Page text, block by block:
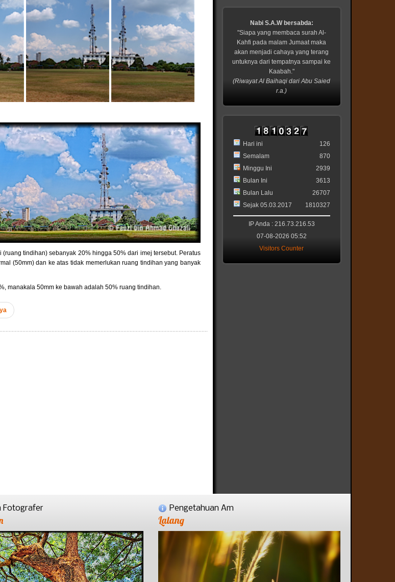
tindihan) sebanyak 20% hingga 50% dari imej tersebut. Peratus
(50mm) dan ke atas tidak memerlukan ruang tindihan yang banyak
manakala 50mm ke bawah adalah 50% ruang tindihan.
Nabi S.A.W bersabda:
"Siapa yang membaca surah Al-
Kahfi pada malam Jumaat maka
akan menjadi cahaya yang terang
untuknya dari tempatnya sampai ke
Kaabah."
(Riwayat Al Baihaqi dari Abu Saied
r.a.)
Hari ini
Semalam
Minggu Ini
Bulan Ini
Bulan Lalu
Sejak 05.03.2017
126
870
2939
3613
26707
1810327
IP Anda : 216.73.216.53
07-08-2026 05:52
Visitors Counter
Fotografer Pengetahuan Am
Lalang